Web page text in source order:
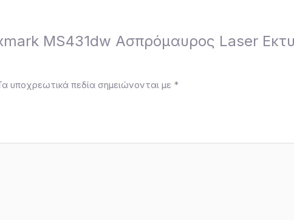
MS431dw Ασπρόμαυρος Laser
υποχρεωτικά πεδία σημειώνονται με *